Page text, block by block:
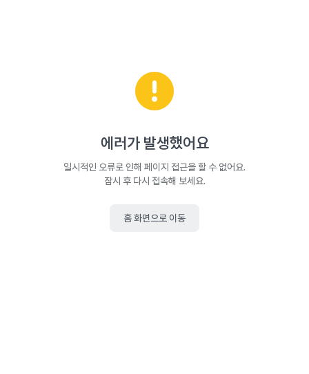
에러가 발생했어요
일시적인 오류로 인해 페이지 접근을 할 수 없어요.
잠시 후 다시 접속해 보세요.
홈 화면으로 이동